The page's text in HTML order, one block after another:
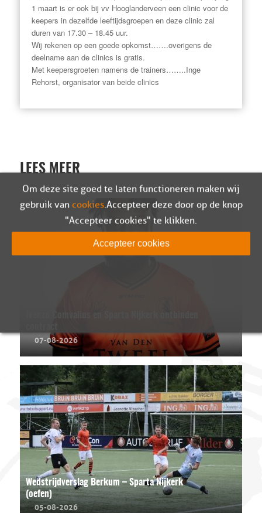
1 maart is er ook bij vv Hooglanderveen een clinic voor de
keepers in dezelfde leeftijdsgroepen en deze clinic zal
duren van 17.30 – 18.45 uur.
Wij rekenen op een goede opkomst…….overigens de
deelname aan de clinics is gratis.
Met keepersgroeten namens de trainers……..Inge
Rehorst, organisator van beide clinics
LEES MEER
07-08-2026
Wedstrijdverslag Berkum – Sparta Nijkerk
(oefen)
05-08-2026
Om deze site goed te laten functioneren maken wij
gebruik van cookies. Accepteer deze door op de knop
"Accepteer cookies" te klikken.
Accepteer cookies